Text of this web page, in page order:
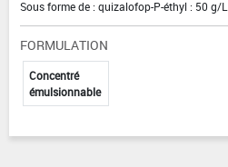
Sous forme de : quizalofop-P-éthyl : 50 g/L
FORMULATION
Concentré
émulsionnable